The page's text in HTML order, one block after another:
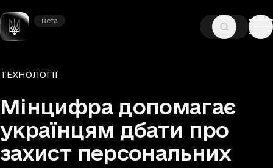
Beta
Beta
ГОЛОВНА —НОВИНИ
Рубрики
ТЕХНОЛОГІЇ
Мінцифра допомагає
українцям дбати про
захист персональних